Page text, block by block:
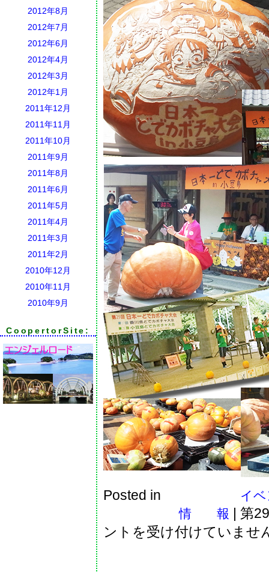
2012年8月
2012年7月
2012年6月
2012年4月
2012年3月
2012年1月
2011年12月
2011年11月
2011年10月
2011年9月
2011年8月
2011年6月
2011年5月
2011年4月
2011年3月
2011年2月
2010年12月
2010年11月
2010年9月
CoopertorSite:
Posted in
イベン
情 報 | 第
ントを受け付けていませ